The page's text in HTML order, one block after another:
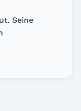
Seine